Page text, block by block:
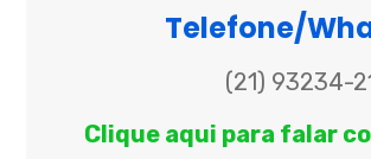
Telefone/
(21) 93234-
Clique aqui para falar